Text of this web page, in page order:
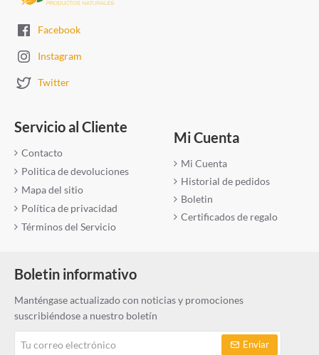
Facebook
Instagram
Twitter
Servicio al Cliente
Contacto
Politica de devoluciones
Mapa del sitio
Política de privacidad
Términos del Servicio
Mi Cuenta
Mi Cuenta
Historial de pedidos
Boletin
Certificados de regalo
Boletin informativo
Manténgase actualizado con noticias y promociones
suscribiéndose a nuestro boletín
correo
Enviar